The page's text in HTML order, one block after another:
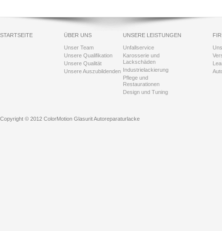
STARTSEITE ÜBER UNS
Unser Team
Unsere Qualifikation
Unsere Qualität
Unsere Auszubildenden
UNSERE LEISTUNGEN
Unfallservice
Karosserie und
Lackschäden
Industrielackierung
Pflege und
Restaurationen
Design und Tuning
Copyright © 2012 ColorMotion Glasurit Autoreparaturlacke